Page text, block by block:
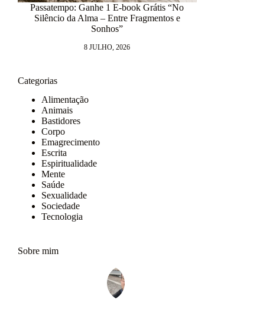
Passatempo: Ganhe 1 E-book Grátis “No
Silêncio da Alma – Entre Fragmentos e
Sonhos”
8 JULHO, 2026
Categorias
Alimentação
Animais
Bastidores
Corpo
Emagrecimento
Escrita
Espiritualidade
Mente
Saúde
Sexualidade
Sociedade
Tecnologia
Sobre mim